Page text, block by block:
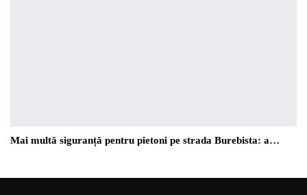
Mai multă siguranță pentru pietoni pe strada Burebista: a…